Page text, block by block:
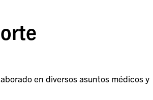
en diversos asuntos médicos y